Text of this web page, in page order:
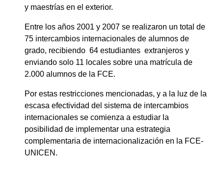
y maestrías en el exterior.
Entre los años 2001 y 2007 se realizaron un total de
75 intercambios internacionales de alumnos de
grado, recibiendo 64 estudiantes extranjeros y
enviando solo 11 locales sobre una matrícula de
2.000 alumnos de la FCE.
Por estas restricciones mencionadas, y a la luz de la
escasa efectividad del sistema de intercambios
internacionales se comienza a estudiar la
posibilidad de implementar una estrategia
complementaria de internacionalización en la FCE-
UNICEN.